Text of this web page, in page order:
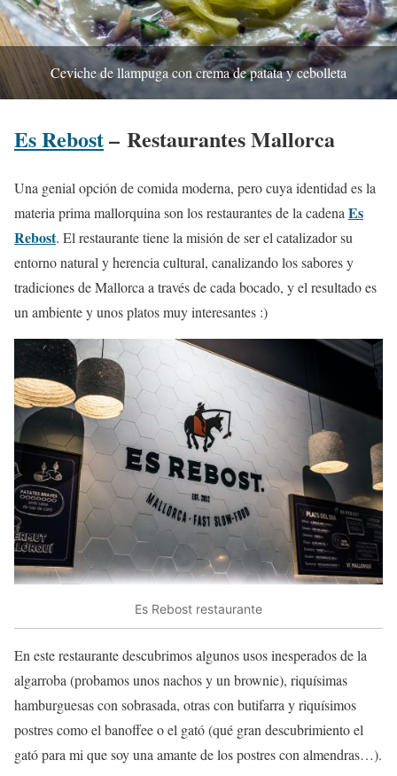
Ceviche de llampuga con crema de patata y cebolleta
Es Rebost– Restaurantes Mallorca
Una genial opción de comida moderna, pero cuya identidad es la
materia prima mallorquina son los restaurantes de la cadena Es
Rebost. El restaurante tiene la misión de ser el catalizador su
entorno natural y herencia cultural, canalizando los sabores y
tradiciones de Mallorca a través de cada bocado, y el resultado es
un ambiente y unos platos muy interesantes :)
Es Rebost restaurante
En este restaurante descubrimos algunos usos inesperados de la
algarroba (probamos unos nachos y un brownie), riquísimas
hamburguesas con sobrasada, otras con butifarra y riquísimos
postres como el banoffee o el gató (qué gran descubrimiento el
gató para mi que soy una amante de los postres con almendras…).